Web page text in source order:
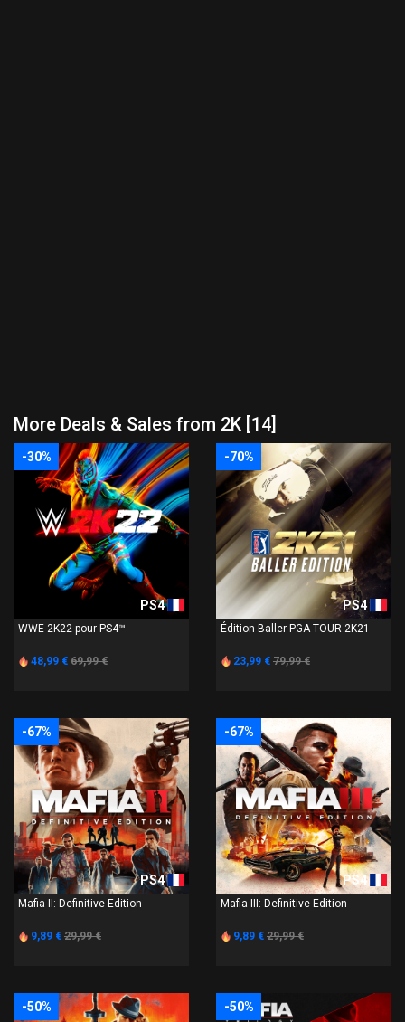
More Deals & Sales from 2K [14]
-30%
PS4
WWE 2K22 pour PS4™
48,99 € 69,99 €
-70%
PS4
Édition Baller PGA TOUR 2K21
23,99 € 79,99 €
-67%
PS4
Mafia II: Definitive Edition
9,89 € 29,99 €
-67%
PS4
Mafia III: Definitive Edition
9,89 € 29,99 €
-50% -50%